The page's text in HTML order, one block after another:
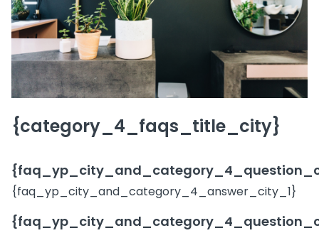
{category_4_faqs_title_city}
{faq_yp_city_and_category_4_answer_city_1}